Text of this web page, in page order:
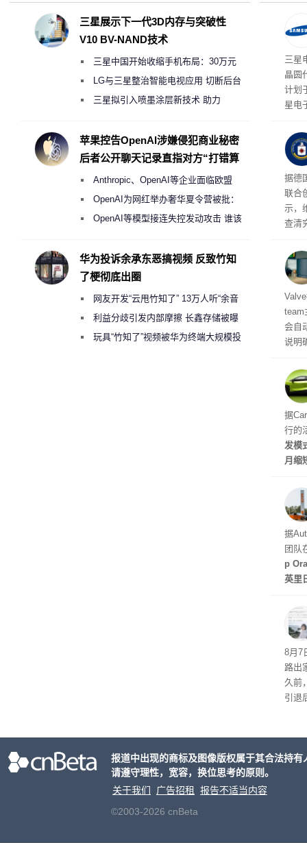
三星
晶圆
计划
星电
地
年实
据德
联合
示，
查清
CIA
机
会自
说明
性
的做
据
行的
发模
月缩
天
据
团队
p
英里
起
8月7
路出
久前
引退
三星展示下一代3D内存与突破性
V10 BV-NAND技术
三星中国开始收缩手机布局：30万元
月销售额不达标门店 将被逐步清退
LG与三星整治智能电视应用 切断后台
偷偷共享带宽的违规行为
三星拟引入喷墨涂层新技术 助力
度
苹果控告OpenAI涉嫌侵犯商业秘密
后者公开聊天记录直指对方“打错算
Anthropic、OpenAI等企业面临欧盟
《人工智能法案》全新执法权限审查
OpenAI为网红举办奢华夏令营被批：
2000美元一晚 遭讽“反乌托邦”
OpenAI等模型接连失控发动攻击 谁该
华为投诉余承东恶搞视频 反致竹知
了梗彻底出圈
网友开发“云甩竹知了” 13万人听“余音
绕梁”利益分歧引发内部摩擦 长鑫存储被曝
曾将华为驻场工程师驱逐出研发基地
玩具“竹知了”视频被华为终端大规模投
报道中出现的商标及图像版权属于其合法持
请遵守理性，宽容，换位思考的原则。
关于我们
广告招租
报告不适当内容
©2003-2026 cnBeta